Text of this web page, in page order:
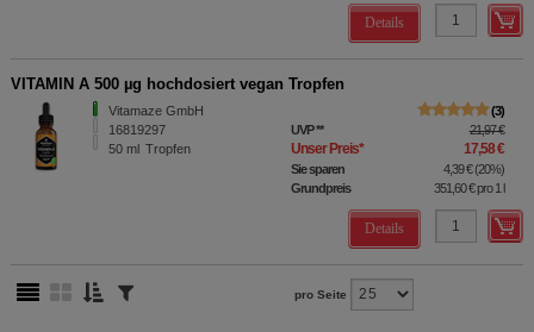
Details
VITAMIN A 500 µg hochdosiert vegan Tropfen
Vitamaze GmbH
16819297
50 ml Tropfen
3
UVP** 21,97 €
Unser Preis* 17,58 €
Sie sparen 4,39 €(20%)
Grundpreis
351,60 €pro 1 l
Details
pro Seite